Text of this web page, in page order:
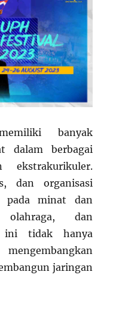
banyak
dalam berbagai
ekstrakurikuler.
dan organisasi
pada minat dan
dan
ini tidak hanya
jaringan